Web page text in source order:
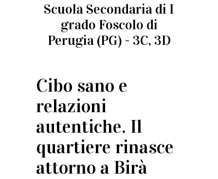
Scuola Secondaria di I
grado Foscolo di
Perugia (PG) - 3C, 3D
Cibo sano e
relazioni
autentiche. Il
quartiere rinasce
attorno a Birà